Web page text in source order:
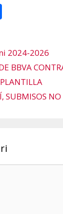
p
ar
te
ix
2024-2026
BBVA
SUBMISOS NO